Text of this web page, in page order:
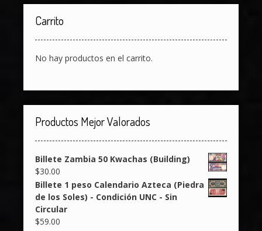
Carrito
No hay productos en el carrito.
Productos Mejor Valorados
Billete Zambia 50 Kwachas (Building)
$30.00
Billete 1 peso Calendario Azteca (Piedra
de los Soles) - Condición UNC - Sin
Circular
$59.00